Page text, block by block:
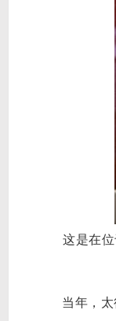
这是在
当年，